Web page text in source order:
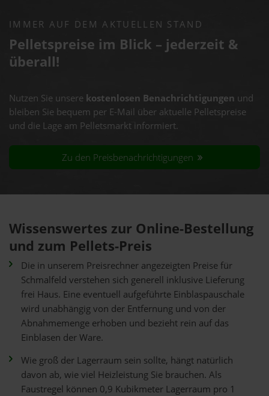
IMMER AUF DEM AKTUELLEN STAND
Pelletspreise im Blick – jederzeit &
überall!
Nutzen Sie unsere kostenlosen Benachrichtigungen und
bleiben Sie bequem per E-Mail über aktuelle Pelletspreise
und die Lage am Pelletsmarkt informiert.
Zu den Preisbenachrichtigungen
Wissenswertes zur Online-Bestellung
und zum Pellets-Preis
Die in unserem Preisrechner angezeigten Preise für
Schmalfeld verstehen sich generell inklusive Lieferung
frei Haus. Eine eventuell aufgeführte Einblaspauschale
wird unabhängig von der Entfernung und von der
Abnahmemenge erhoben und bezieht rein auf das
Einblasen der Ware.
Wie groß der Lagerraum sein sollte, hängt natürlich
davon ab, wie viel Heizleistung Sie brauchen. Als
Faustregel können 0,9 Kubikmeter Lagerraum pro 1